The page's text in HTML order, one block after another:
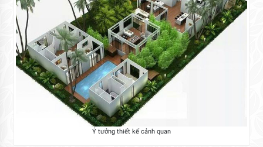
Ý tưởng thiết kế cảnh quan